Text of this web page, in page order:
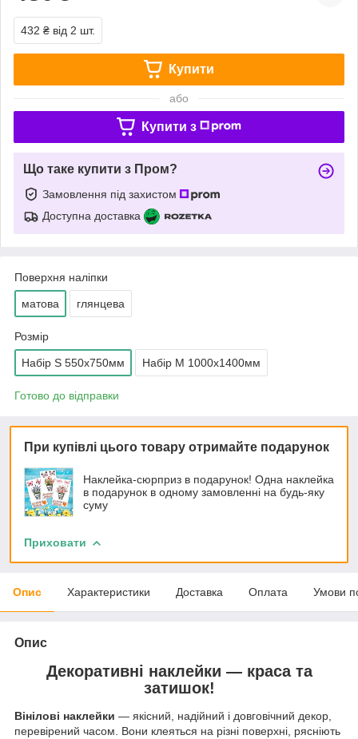
432 ₴ від 2 шт.
Купити
або
Купити з
Що таке купити з Пром?
Замовлення під захистом
Доступна доставка
Поверхня наліпки
матова глянцева
Розмір
Набір S 550х750мм Набір М 1000х1400мм
Готово до відправки
При купівлі цього товару отримайте подарунок
Наклейка-сюрприз в подарунок! Одна наклейка
в подарунок в одному замовленні на будь-яку
суму
Приховати
Опис Характеристики Доставка Оплата Умови
Опис
Декоративні наклейки — краса та
затишок!
Вінілові наклейки — якісний, надійний і довговічний декор,
перевірений часом. Вони клеяться на різні поверхні, рясніють